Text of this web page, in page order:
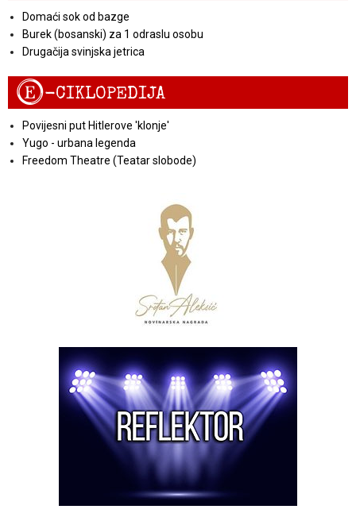
Domaći sok od bazge
Burek (bosanski) za 1 odraslu osobu
Drugačija svinjska jetrica
E-CIKLOPEDIJA
Povijesni put Hitlerove 'klonje'
Yugo - urbana legenda
Freedom Theatre (Teatar slobode)